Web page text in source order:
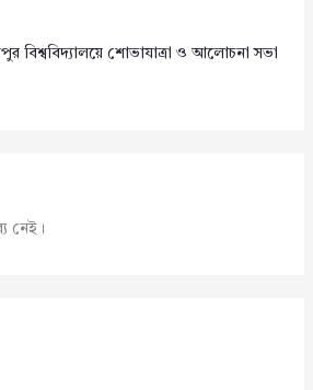
বিশ্ববিদ্যালয়ে শোভাযাত্রা ও আলোচনা সভা
নেই।